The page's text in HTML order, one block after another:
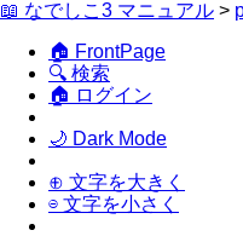
📖 なでしこ3 マニュアル >
🏠 FrontPage
🔍 検索
🏠 ログイン
🌙 Dark Mode
⊕ 文字を大きく
⊖ 文字を小さく